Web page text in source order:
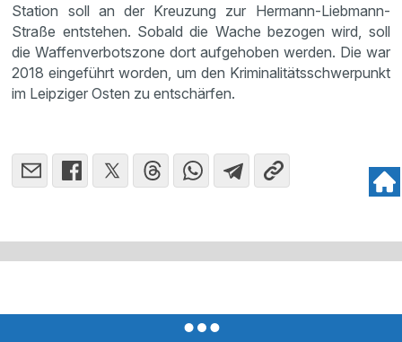
Station soll an der Kreuzung zur Hermann-Liebmann-
Straße entstehen. Sobald die Wache bezogen wird, soll
die Waffenverbotszone dort aufgehoben werden. Die war
2018 eingeführt worden, um den Kriminalitätsschwerpunkt
im Leipziger Osten zu entschärfen.